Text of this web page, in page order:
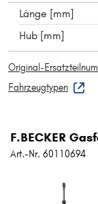
Länge [mm]
Hub [mm]
Original-
Fahrzeugtypen
F.BECKER
Art.-Nr. 60110694